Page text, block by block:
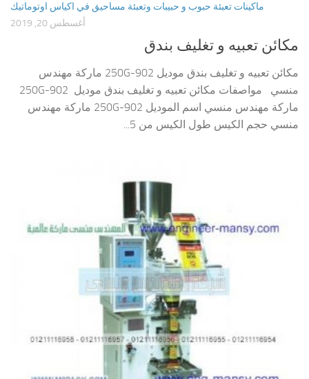
ماكينات تعبئة حبوب و حبيبات وتعبئة مساحيق في اكياس اوتوماتيك
أغسطس 20, 2019
مكائن تعبيه و تغليف بندق
مكائن تعبيه و تغليف بندق موديل 902-250G ماركة مهندس
منسي مواصفات مكائن تعبيه و تغليف بندق موديل 902-250G
ماركة مهندس منسي اسم الموديل 902-250G ماركة مهندس
منسي حجم الكيس طول الكيس من 5...